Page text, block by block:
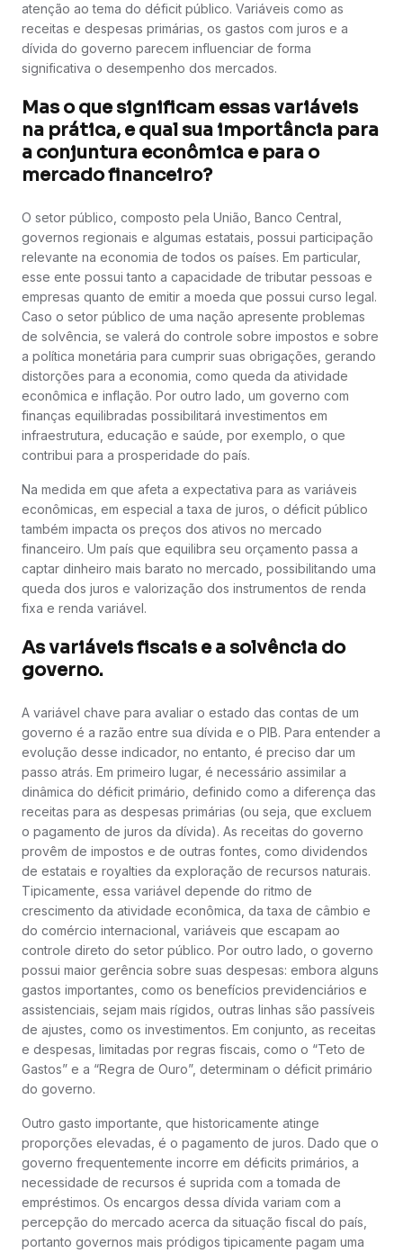
atenção ao tema do déficit público. Variáveis como as
receitas e despesas primárias, os gastos com juros e a
dívida do governo parecem influenciar de forma
significativa o desempenho dos mercados.
Mas o que significam essas variáveis
na prática, e qual sua importância para
a conjuntura econômica e para o
mercado financeiro?
O setor público, composto pela União, Banco Central,
governos regionais e algumas estatais, possui participação
relevante na economia de todos os países. Em particular,
esse ente possui tanto a capacidade de tributar pessoas e
empresas quanto de emitir a moeda que possui curso legal.
Caso o setor público de uma nação apresente problemas
de solvência, se valerá do controle sobre impostos e sobre
a política monetária para cumprir suas obrigações, gerando
distorções para a economia, como queda da atividade
econômica e inflação. Por outro lado, um governo com
finanças equilibradas possibilitará investimentos em
infraestrutura, educação e saúde, por exemplo, o que
contribui para a prosperidade do país.
Na medida em que afeta a expectativa para as variáveis
econômicas, em especial a taxa de juros, o déficit público
também impacta os preços dos ativos no mercado
financeiro. Um país que equilibra seu orçamento passa a
captar dinheiro mais barato no mercado, possibilitando uma
queda dos juros e valorização dos instrumentos de renda
fixa e renda variável.
As variáveis fiscais e a solvência do
governo.
A variável chave para avaliar o estado das contas de um
governo é a razão entre sua dívida e o PIB. Para entender a
evolução desse indicador, no entanto, é preciso dar um
passo atrás. Em primeiro lugar, é necessário assimilar a
dinâmica do déficit primário, definido como a diferença das
receitas para as despesas primárias (ou seja, que excluem
o pagamento de juros da dívida). As receitas do governo
provêm de impostos e de outras fontes, como dividendos
de estatais e royalties da exploração de recursos naturais.
Tipicamente, essa variável depende do ritmo de
crescimento da atividade econômica, da taxa de câmbio e
do comércio internacional, variáveis que escapam ao
controle direto do setor público. Por outro lado, o governo
possui maior gerência sobre suas despesas: embora alguns
gastos importantes, como os benefícios previdenciários e
assistenciais, sejam mais rígidos, outras linhas são passíveis
de ajustes, como os investimentos. Em conjunto, as receitas
e despesas, limitadas por regras fiscais, como o “Teto de
Gastos” e a “Regra de Ouro”, determinam o déficit primário
do governo.
Outro gasto importante, que historicamente atinge
proporções elevadas, é o pagamento de juros. Dado que o
governo frequentemente incorre em déficits primários, a
necessidade de recursos é suprida com a tomada de
empréstimos. Os encargos dessa dívida variam com a
percepção do mercado acerca da situação fiscal do país,
portanto governos mais pródigos tipicamente pagam uma